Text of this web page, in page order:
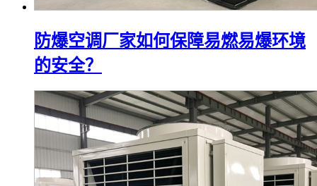
防爆空调厂家如何保障易燃易爆环境
的安全？